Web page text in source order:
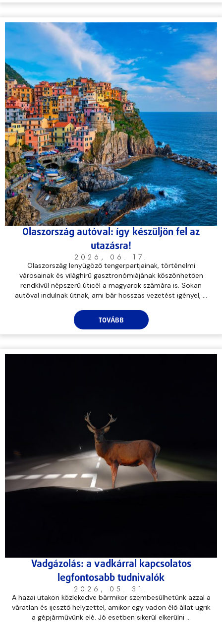
Olaszország autóval: így készüljön fel az
utazásra!
2026, 06. 17.
Olaszország lenyűgöző tengerpartjainak, történelmi
városainak és világhírű gasztronómiájának köszönhetően
rendkívül népszerű úticél a magyarok számára is. Sokan
autóval indulnak útnak, ami bár hosszas vezetést igényel, ...
TOVÁBB
Vadgázolás: a vadkárral kapcsolatos
legfontosabb tudnivalók
2026, 05. 31.
A hazai utakon közlekedve bármikor szembesülhetünk azzal a
váratlan és ijesztő helyzettel, amikor egy vadon élő állat ugrik
a gépjárművünk elé. Jó esetben sikerül elkerülni ...